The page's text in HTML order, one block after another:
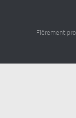
Fièrement